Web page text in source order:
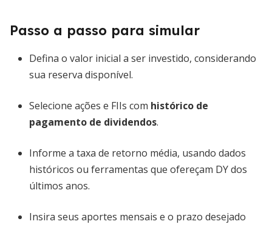
Passo a passo para simular
Defina o valor inicial a ser investido, considerando
sua reserva disponível.
Selecione ações e FIIs com histórico de
pagamento de dividendos.
Informe a taxa de retorno média, usando dados
históricos ou ferramentas que ofereçam DY dos
últimos anos.
Insira seus aportes mensais e o prazo desejado